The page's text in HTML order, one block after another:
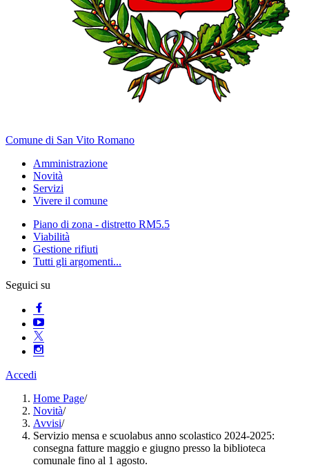
Comune di San Vito Romano
Amministrazione
Novità
Servizi
Vivere il comune
Piano di zona - distretto RM5.5
Viabilità
Gestione rifiuti
Tutti gli argomenti...
Seguici su
Accedi
Home Page/
Novità/
Avvisi/
Servizio mensa e scuolabus anno scolastico 2024-2025:
consegna fatture maggio e giugno presso la biblioteca
comunale fino al 1 agosto.